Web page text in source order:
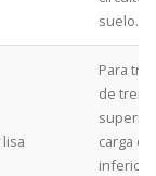
suelo.
lisa
Para
de tren
carga
inferior.